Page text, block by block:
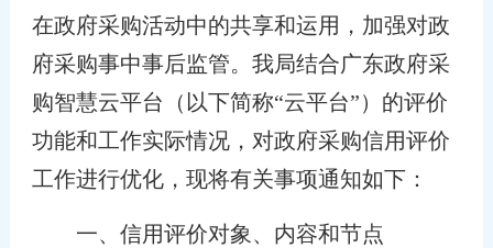
在政府采购活动中的共享和运用，加强对政
府采购事中事后监管。我局结合广东政府采
购智慧云平台（以下简称“云平台”）的评价
功能和工作实际情况，对政府采购信用评价
工作进行优化，现将有关事项通知如下：
一、信用评价对象、内容和节点